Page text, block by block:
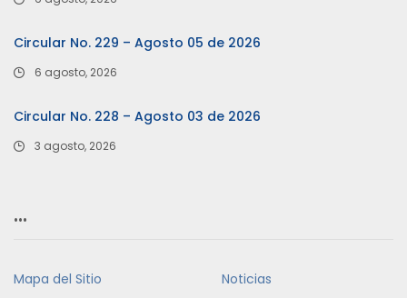
Circular No. 229 – Agosto 05 de 2026
6 agosto, 2026
Circular No. 228 – Agosto 03 de 2026
3 agosto, 2026
…
Mapa del Sitio Noticias